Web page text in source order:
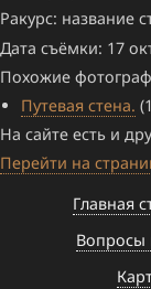
Ракурс: название
Дата съёмки: 17
Похожие
Путевая стена.
На сайте есть и
Перейти на
Главная
Вопросы